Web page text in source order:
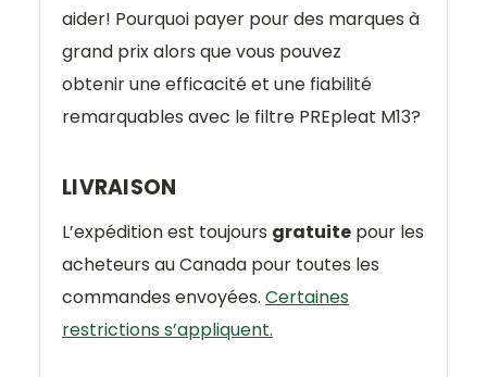
aider! Pourquoi payer pour des marques à
grand prix alors que vous pouvez
obtenir une efficacité et une fiabilité
remarquables avec le filtre PREpleat M13?
LIVRAISON
L’expédition est toujours gratuite pour les
acheteurs au Canada pour toutes les
commandes envoyées. Certaines
restrictions s’appliquent.